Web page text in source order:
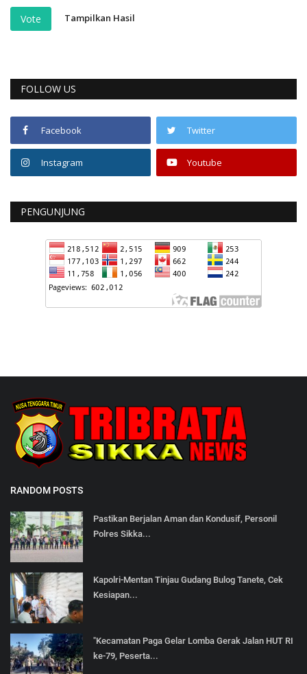
Vote Tampilkan Hasil
FOLLOW US
Facebook Twitter
Instagram Youtube
PENGUNJUNG
RANDOM POSTS
Pastikan Berjalan Aman dan Kondusif, Personil
Polres Sikka...
Kapolri-Mentan Tinjau Gudang Bulog Tanete, Cek
Kesiapan...
"Kecamatan Paga Gelar Lomba Gerak Jalan HUT RI
ke-79, Peserta...